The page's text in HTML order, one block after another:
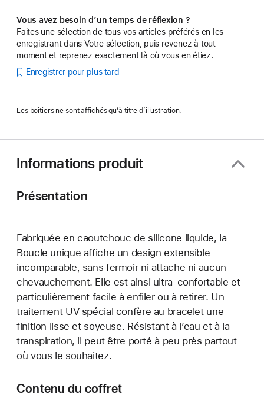
Vous avez besoin d’un temps de réflexion ?
Faites une sélection de tous vos articles préférés en les
enregistrant dans Votre sélection, puis revenez à tout
moment et reprenez exactement là où vous en étiez.
Enregistrer pour plus tard
Les boîtiers ne sont affichés qu’à titre d’illustration.
Informations produit
Présentation
Fabriquée en caoutchouc de silicone liquide, la
Boucle unique affiche un design extensible
incomparable, sans fermoir ni attache ni aucun
chevauchement. Elle est ainsi ultra-confortable et
particulièrement facile à enfiler ou à retirer. Un
traitement UV spécial confère au bracelet une
finition lisse et soyeuse. Résistant à l’eau et à la
transpiration, il peut être porté à peu près partout
où vous le souhaitez.
Contenu du coffret